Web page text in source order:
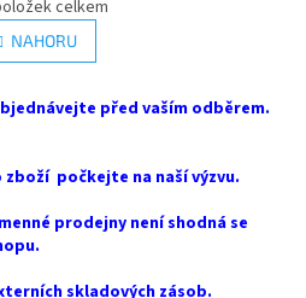
v
l
á
a
p
v
k
á
n
k
v
í
celkem
NAHORU
před vaším odběrem.
počkejte na naší výzvu.
prodejny není shodná se
skladových zásob.